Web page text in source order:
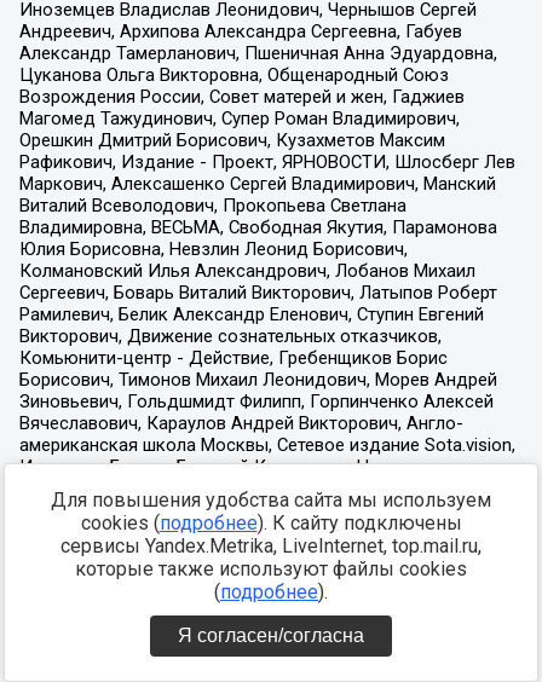
Для повышения удобства сайта мы используем
cookies (подробнее). К сайту подключены
сервисы Yandex.Metrika, LiveInternet, top.mail.ru,
которые также используют файлы cookies
(подробнее).
Я согласен/согласна